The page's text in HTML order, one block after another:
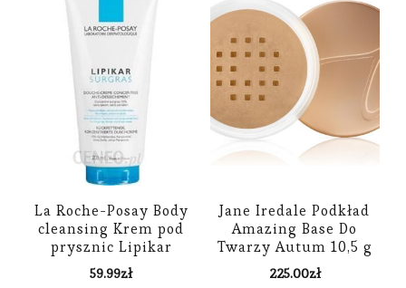
La Roche-Posay Body
cleansing Krem pod
prysznic Lipikar
Surgras 200 ml
59.99zł
Jane Iredale Podkład
Amazing Base Do
Twarzy Autum 10,5 g
225.00zł